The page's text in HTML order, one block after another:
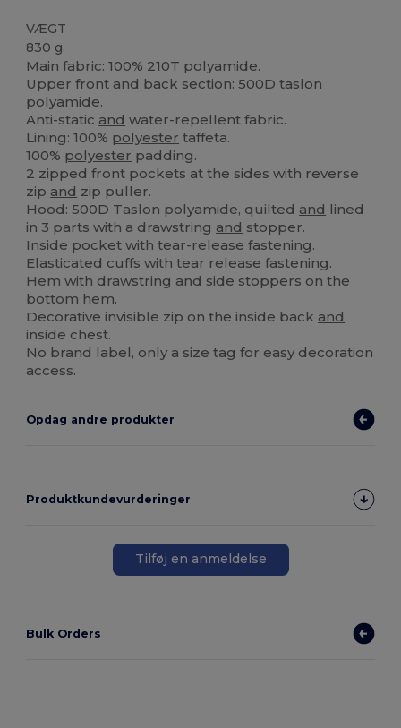
VÆGT
830 g.
Main fabric: 100% 210T polyamide.
Upper front and back section: 500D taslon
polyamide.
Anti-static and water-repellent fabric.
Lining: 100% polyester taffeta.
100% polyester padding.
2 zipped front pockets at the sides with reverse
zip and zip puller.
Hood: 500D Taslon polyamide, quilted and lined
in 3 parts with a drawstring and stopper.
Inside pocket with tear-release fastening.
Elasticated cuffs with tear release fastening.
Hem with drawstring and side stoppers on the
bottom hem.
Decorative invisible zip on the inside back and
inside chest.
No brand label, only a size tag for easy decoration
access.
Opdag andre produkter
Produktkundevurderinger
Tilføj en anmeldelse
Bulk Orders